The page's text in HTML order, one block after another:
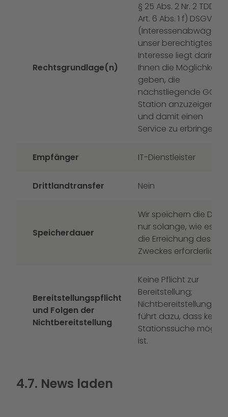
Rechtsgrundlage(n)
§ 25 Abs. 2 Nr. 2 TDDDG,
Art. 6 Abs. 1 f) DSGVO
unser berechtigtes
Interesse liegt darin,
Ihnen die Möglichkeit
geben, die
nächstliegende GO!
Station anzuzeigen
und damit einen
Service zu erbringen.
Empfänger IT-Dienstleister
Drittlandtransfer Nein
Speicherdauer
Wir speichern die
nur solange, wie es für
die Erreichung des
Zweckes erforderlich
Bereitstellungspflicht
und Folgen der
Nichtbereitstellung
Keine Pflicht zur
Bereitstellung;
Nichtbereitstellung
führt dazu, dass keine
Stationssuche
ist.
4.7. News laden